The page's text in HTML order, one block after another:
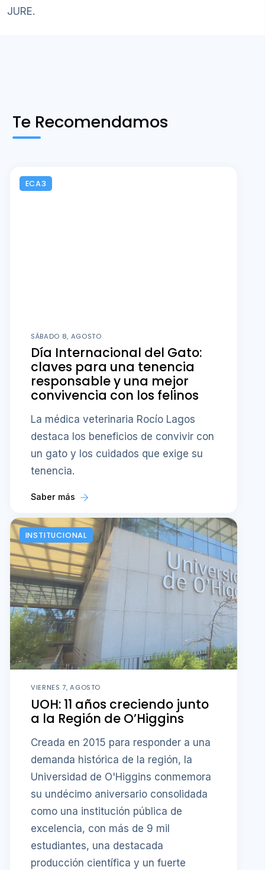
JURE.
Te Recomendamos
ECA3
SÁBADO 8, AGOSTO
Día Internacional del Gato:
claves para una tenencia
responsable y una mejor
convivencia con los felinos
La médica veterinaria Rocío Lagos
destaca los beneficios de convivir con
un gato y los cuidados que exige su
tenencia.
Saber más
INSTITUCIONAL
VIERNES 7, AGOSTO
UOH: 11 años creciendo junto
a la Región de O’Higgins
Creada en 2015 para responder a una
demanda histórica de la región, la
Universidad de O'Higgins conmemora
su undécimo aniversario consolidada
como una institución pública de
excelencia, con más de 9 mil
estudiantes, una destacada
producción científica y un fuerte